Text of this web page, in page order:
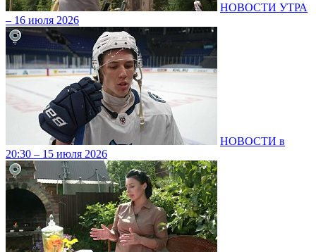
НОВОСТИ УТРА
– 16 июля 2026
НОВОСТИ в
20:30 – 15 июля 2026